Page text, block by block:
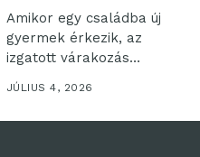
Amikor egy családba új
gyermek érkezik, az
izgatott várakozás
időszaka veszi kezdetét....
JÚLIUS 4, 2026